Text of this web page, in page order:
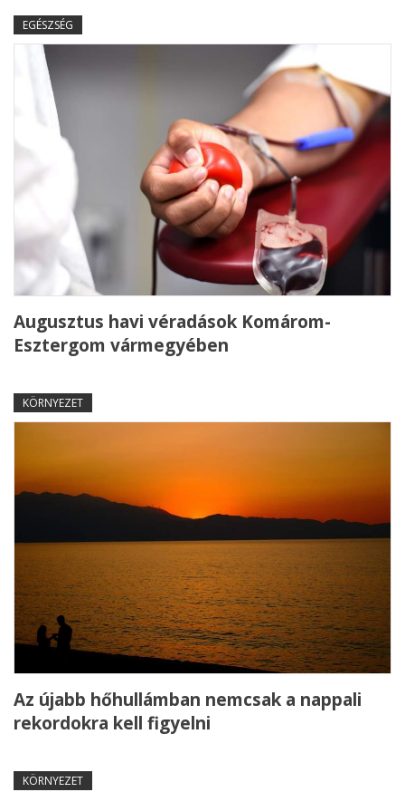
EGÉSZSÉG
Augusztus havi véradások Komárom-
Esztergom vármegyében
KÖRNYEZET
Az újabb hőhullámban nemcsak a nappali
rekordokra kell figyelni
KÖRNYEZET